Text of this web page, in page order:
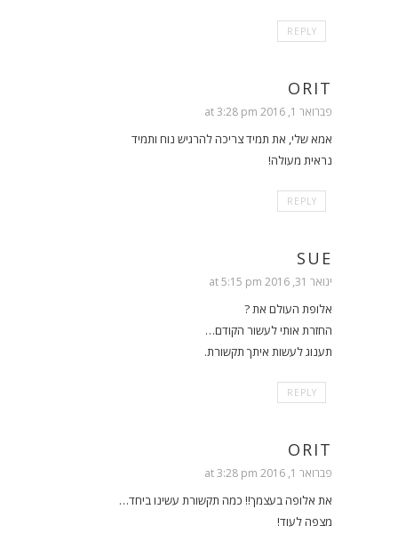
REPLY
ORIT
פברואר 1, 2016 at 3:28 pm
אמא שלי, את תמיד צריכה להרגיש נוח ותמיד
נראית מעולה!
REPLY
SUE
ינואר 31, 2016 at 5:15 pm
אלופת העולם את ?
החזרת אותי לעשור הקודם…
תענוג לעשות איתך תקשורת.
REPLY
ORIT
פברואר 1, 2016 at 3:28 pm
את אלופה בעצמך!! כמה תקשורת עשינו ביחד…
מצפה לעוד!